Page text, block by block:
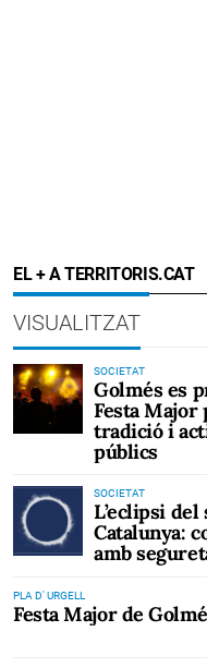
EL + A TERRITORIS.CAT
VISUALITZAT
SOCIETAT
Golmés es
Festa Major
tradició i
públics
SOCIETAT
L’eclipsi del
Catalunya:
amb
PLA D' URGELL
Festa Major de